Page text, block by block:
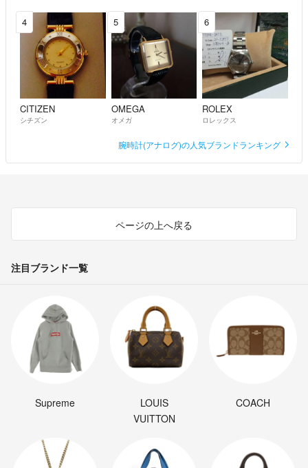
4
CITIZEN
シチズン
5
OMEGA
オメガ
6
ROLEX
ロレックス
腕時計(アナログ)の人気ブランドランキング
ページの上へ戻る
注目ブランド一覧
Supreme
LOUIS
VUITTON
COACH